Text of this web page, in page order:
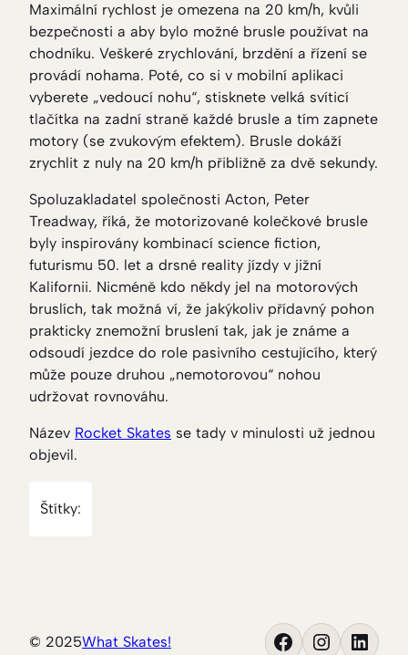
Maximální rychlost je omezena na 20 km/h, kvůli
bezpečnosti a aby bylo možné brusle používat na
chodníku. Veškeré zrychlování, brzdění a řízení se
provádí nohama. Poté, co si v mobilní aplikaci
vyberete „vedoucí nohu“, stisknete velká svíticí
tlačítka na zadní straně každé brusle a tím zapnete
motory (se zvukovým efektem). Brusle dokáží
zrychlit z nuly na 20 km/h přibližně za dvě sekundy.
Spoluzakladatel společnosti Acton, Peter
Treadway, říká, že motorizované kolečkové brusle
byly inspirovány kombinací science fiction,
futurismu 50. let a drsné reality jízdy v jižní
Kalifornii. Nicméně kdo někdy jel na motorových
bruslích, tak možná ví, že jakýkoliv přídavný pohon
prakticky znemožní bruslení tak, jak je známe a
odsoudí jezdce do role pasivního cestujícího, který
může pouze druhou „nemotorovou“ nohou
udržovat rovnováhu.
Název Rocket Skates se tady v minulosti už jednou
objevil.
Štítky:
© 2025What Skates! Facebook Instagram LinkedIn